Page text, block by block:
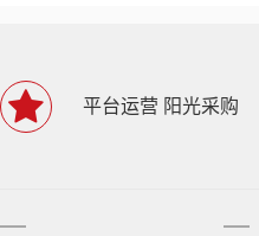
平台运营 阳光采购